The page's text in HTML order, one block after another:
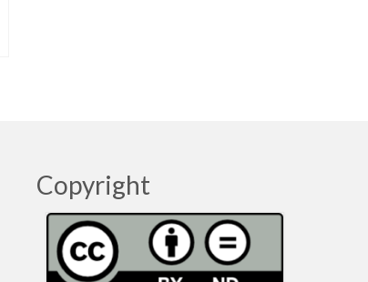
Copyright